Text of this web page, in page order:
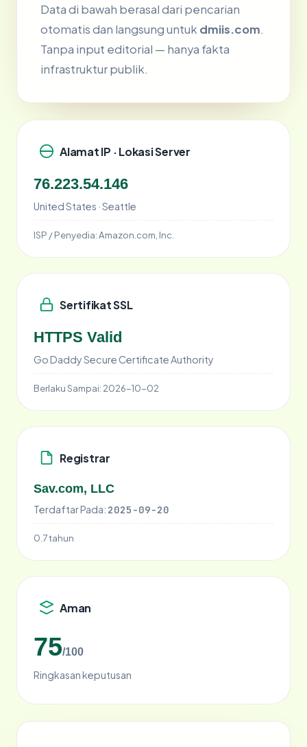
Data di bawah berasal dari pencarian
otomatis dan langsung untuk dmiis.com.
Tanpa input editorial — hanya fakta
infrastruktur publik.
Alamat IP · Lokasi Server
76.223.54.146
United States · Seattle
ISP / Penyedia:Amazon.com, Inc.
Sertifikat SSL
HTTPS Valid
Go Daddy Secure Certificate Authority
Berlaku Sampai: 2026-10-02
Registrar
Sav.com, LLC
Terdaftar Pada: 2025-09-20
0.7 tahun
Aman
75/100
Ringkasan keputusan